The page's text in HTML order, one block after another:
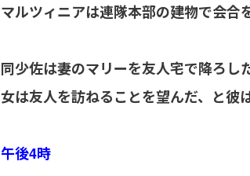
マルツィニアは連隊本部の建物で会合
同少佐は妻のマリーを友人宅で降ろ
女は友人を訪ねることを望んだ、と彼
午後4時